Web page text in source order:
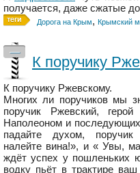
получается, даже сжатые
Дорога на Крым, Крымский
—
К поручику
К поручику Ржевскому.
Многих ли поручиков мы
поручик Ржевский,
Наполеоном и
падайте духом,
налейте вина!», и « Увы,
ждёт успех у пошленьких
водку пьёт в трактире